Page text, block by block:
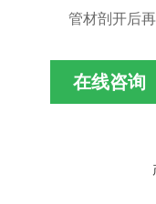
管材剖开后
在线咨询